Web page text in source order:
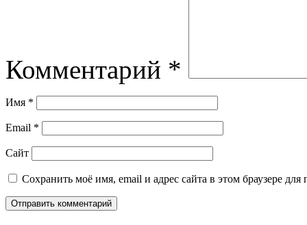
Комментарий *
Имя *
Email *
Сайт
Сохранить моё имя, email и адрес сайта в этом браузере